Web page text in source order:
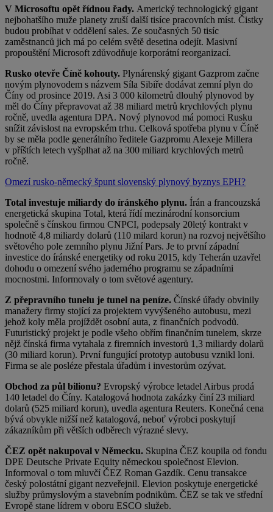
V Microsoftu opět řídnou řady. Americký technologický gigant
nejbohatšího muže planety zruší další tisíce pracovních míst. Čistky
budou probíhat v oddělení sales. Ze současných 50 tisíc
zaměstnanců jich má po celém světě desetina odejít. Masivní
propouštění Microsoft zdůvodňuje korporátní reorganizací.
Rusko otevře Číně kohouty. Plynárenský gigant Gazprom začne
novým plynovodem s názvem Síla Sibiře dodávat zemní plyn do
Číny od prosince 2019. Asi 3 000 kilometrů dlouhý plynovod by
měl do Číny přepravovat až 38 miliard metrů krychlových plynu
ročně, uvedla agentura DPA. Nový plynovod má pomoci Rusku
snížit závislost na evropském trhu. Celková spotřeba plynu v Číně
by se měla podle generálního ředitele Gazpromu Alexeje Millera
v příštích letech vyšplhat až na 300 miliard krychlových metrů
ročně.
Omezí rusko-německý špunt slovenský plynový byznys EPH?
Total investuje miliardy do íránského plynu. Írán a francouzská
energetická skupina Total, která řídí mezinárodní konsorcium
společně s čínskou firmou CNPCI, podepsaly 20letý kontrakt v
hodnotě 4,8 miliardy dolarů (110 milard korun) na rozvoj největšího
světového pole zemního plynu Jižní Pars. Je to první západní
investice do íránské energetiky od roku 2015, kdy Teherán uzavřel
dohodu o omezení svého jaderného programu se západními
mocnostmi. Informovaly o tom světové agentury.
Z přepravního tunelu je tunel na peníze. Čínské úřady obvinily
manažery firmy stojící za projektem vyvýšeného autobusu, mezi
jehož koly měla projíždět osobní auta, z finančních podvodů.
Futuristický projekt je podle všeho obřím finančním tunelem, skrze
nějž čínská firma vytahala z firemních investorů 1,3 miliardy dolarů
(30 miliard korun). První fungující prototyp autobusu vznikl loni.
Firma se ale posléze přestala úřadům i investorům ozývat.
Obchod za půl bilionu? Evropský výrobce letadel Airbus prodá
140 letadel do Číny. Katalogová hodnota zakázky činí 23 miliard
dolarů (525 miliard korun), uvedla agentura Reuters. Konečná cena
bývá obvykle nižší než katalogová, neboť výrobci poskytují
zákazníkům při větších odběrech výrazné slevy.
ČEZ opět nakupoval v Německu. Skupina ČEZ koupila od fondu
DPE Deutsche Private Equity německou společnost Elevion.
Informoval o tom mluvčí ČEZ Roman Gazdík. Cenu transakce
český polostátní gigant nezveřejnil. Elevion poskytuje energetické
služby průmyslovým a stavebním podnikům. ČEZ se tak ve střední
Evropě stane lídrem v oboru ESCO služeb.